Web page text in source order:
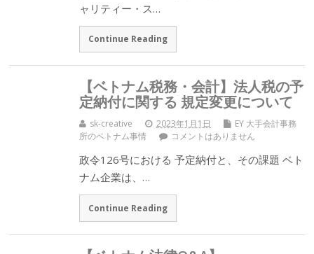
ャリティー・ス…
Continue Reading
【ベトナム税務・会計】法人税の予
定納付に関する 規定変更について
sk-creative 2023年1月1日
EY 大手会計事務
所のベトナム事情
コメントはありません
政令126号における 予定納付と、その課題 ベト
ナム企業は、…
Continue Reading